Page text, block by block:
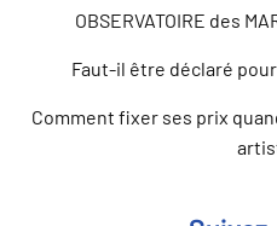
OBSERVATOIRE des
Faut-il être déclaré
Comment fixer ses prix